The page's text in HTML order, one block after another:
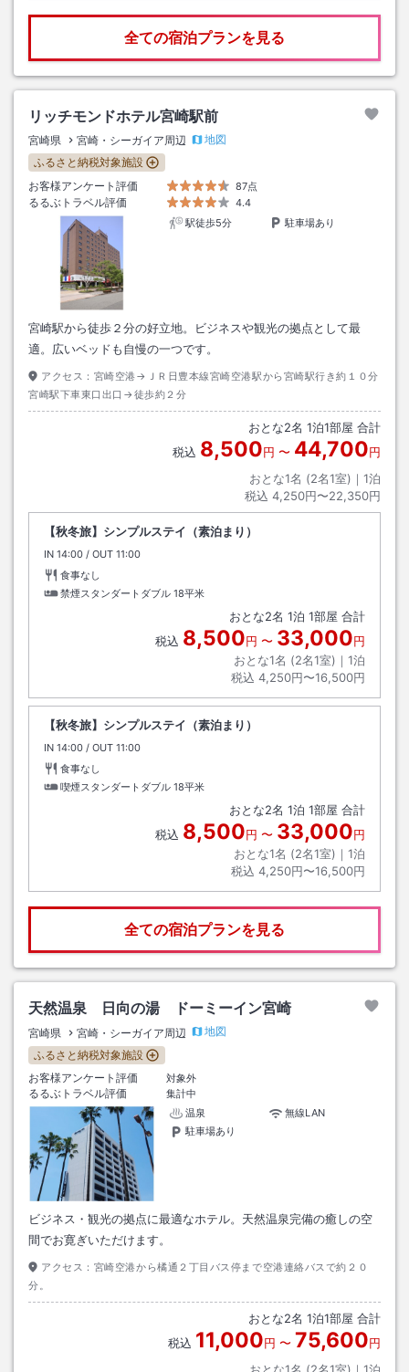
全ての宿泊プランを見る
リッチモンドホテル宮崎駅前
宮崎県 宮崎・シーガイア周辺
地図
ふるさと納税対象施設
お客様アンケート評価
87点
るるぶトラベル評価
4.4
駅徒歩5分
駐車場あり
宮崎駅から徒歩２分の好立地。ビジネスや観光の拠点として最
適。広いベッドも自慢の一つです。
アクセス： 宮崎空港→ＪＲ日豊本線宮崎空港駅から宮崎駅行き約１０分
宮崎駅下車東口出口→徒歩約２分
おとな2名 1泊1部屋 合計
税込 8,500円 〜 44,700円
おとな1名 (2名1室)｜ 1泊
税込 4,250円〜22,350円
【秋冬旅】シンプルステイ（素泊まり）
IN チェックイン
14:00 / OUT チェックアウト
11:00
食事なし
禁煙スタンダートダブル 18平米
おとな2名 1泊 1部屋 合計
税込 8,500円 〜 33,000円
おとな1名 (2名1室)｜ 1泊
税込 4,250円〜16,500円
【秋冬旅】シンプルステイ（素泊まり）
IN チェックイン
14:00 / OUT チェックアウト
11:00
食事なし
喫煙スタンダートダブル 18平米
おとな2名 1泊 1部屋 合計
税込 8,500円 〜 33,000円
おとな1名 (2名1室)｜ 1泊
税込 4,250円〜16,500円
全ての宿泊プランを見る
天然温泉 日向の湯 ドーミーイン宮崎
宮崎県 宮崎・シーガイア周辺
地図
ふるさと納税対象施設
お客様アンケート評価
対象外
るるぶトラベル評価
集計中
温泉
無線LAN
駐車場あり
ビジネス・観光の拠点に最適なホテル。天然温泉完備の癒しの空
間でお寛ぎいただけます。
アクセス： 宮崎空港から橘通２丁目バス停まで空港連絡バスで約２０
分。
おとな2名 1泊1部屋 合計
税込 11,000円 〜 75,600円